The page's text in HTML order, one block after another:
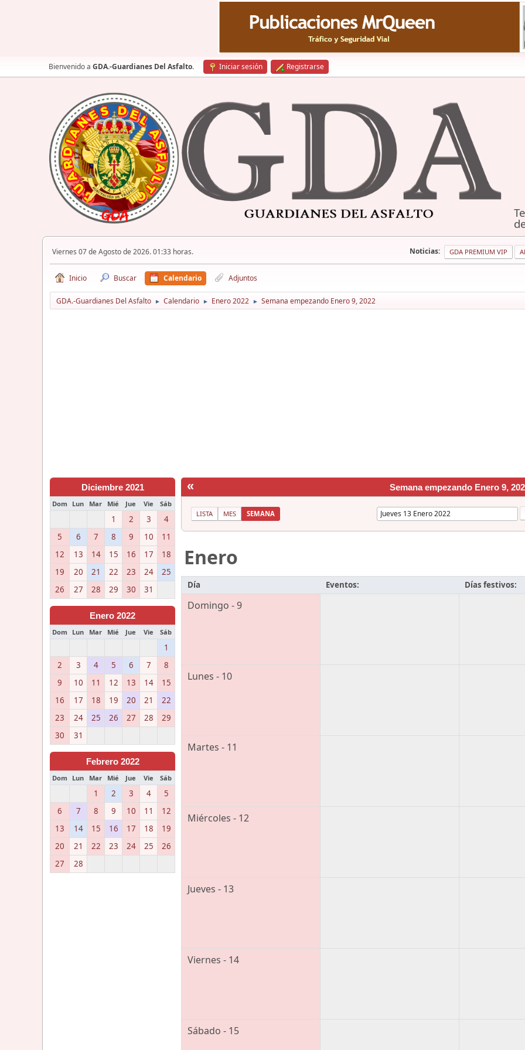
Bienvenido a GDA.-Guardianes Del Asfalto. Iniciar sesión Registrarse
Viernes 07 de Agosto de 2026. 01:33 horas. Noticias: GDA PREMIUM VIP
Inicio Buscar Calendario Adjuntos
GDA.-Guardianes Del Asfalto ► Calendario ► Enero 2022 ► Semana empezando Enero 9, 2022
Diciembre 2021
Dom Lun Mar Mié Jue Vie Sáb
1 2 3
4
5
6 7 8 9 10
11
12
13 14 15 16 17
18
19
20 21 22 23 24
25
26
27 28 29 30 31
Enero 2022
Dom Lun Mar Mié Jue Vie Sáb
1
2
3 4 5 6 7
8
9
10 11 12 13 14
15
16
17 18 19 20 21
22
23
24 25 26 27 28
29
30
31
Febrero 2022
Dom Lun Mar Mié Jue Vie Sáb
1 2 3 4
5
6
7 8 9 10 11
12
13
14 15 16 17 18
19
20
21 22 23 24 25
26
27
28
« Semana empezando Enero 9,
LISTA MES SEMANA
Enero
Día Eventos: Días festivos:
Domingo - 9
Lunes - 10
Martes - 11
Miércoles - 12
Jueves - 13
Viernes - 14
Sábado - 15